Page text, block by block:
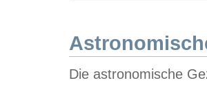
Die astronomische